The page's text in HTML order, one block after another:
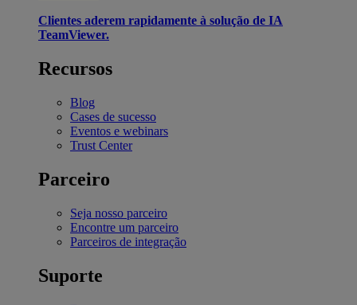
Clientes aderem rapidamente à solução de IA
TeamViewer.
Recursos
Blog
Cases de sucesso
Eventos e webinars
Trust Center
Parceiro
Seja nosso parceiro
Encontre um parceiro
Parceiros de integração
Suporte